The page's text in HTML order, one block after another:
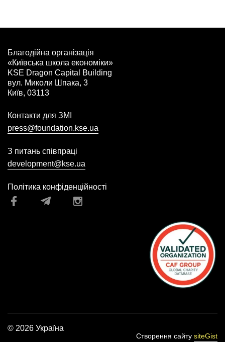
Благодійна організація
«Київська школа економіки»
KSE Dragon Capital Building
вул. Миколи Шпака, 3
Київ, 03113
Контакти для ЗМІ
press@foundation.kse.ua
З питань співпраці
development@kse.ua
Політика конфіденційності
© 2026 Україна
Створення сайту siteGist